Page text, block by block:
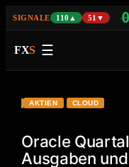
SIGNALE 110▲ 51▼
29.472,46
FXS ☰
AKTIEN CLOUD
Oracle
Ausgaben